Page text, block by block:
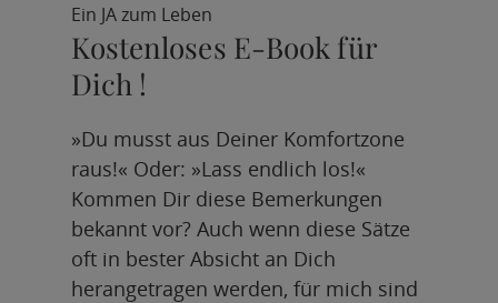
Ein JA zum Leben
Kostenloses E-Book für
Dich !
»Du musst aus Deiner Komfortzone
raus!« Oder: »Lass endlich los!«
Kommen Dir diese Bemerkungen
bekannt vor? Auch wenn diese Sätze
oft in bester Absicht an Dich
herangetragen werden, für mich sind